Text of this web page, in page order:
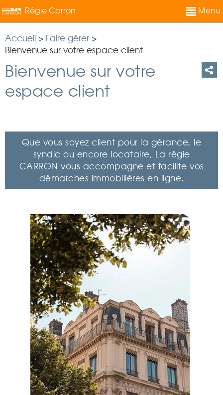
Régie Carron Menu
Accueil > Faire gérer >
Bienvenue sur votre espace client
Bienvenue sur votre
espace client
Que vous soyez client pour la gérance, le
syndic ou encore locataire, La régie
CARRON vous accompagne et facilite vos
démarches immobilières en ligne.